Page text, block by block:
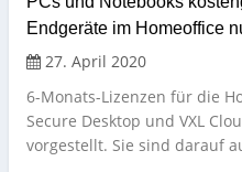
Endgeräte im Homeoffice
27. April 2020
6-Monats-Lizenzen für die
Secure Desktop und VXL
vorgestellt. Sie sind darauf